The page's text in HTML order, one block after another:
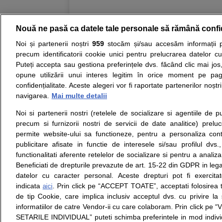
Vîncă, Medic primar chirurgie
Așchie, Medic primar chirurgie
Mihai Hrițcu, Medic
chirurgie generală,Bogdan
Matache, Medic primar chirurgie
toracică
Răzvan Dragoș
Gigi Dumitru Dolcan, Medic
toracică, Mihnea George
specialist chirurgie vasculară,Dr.
Corina
primar diabet zaharat, nutriție și
endocrinologie,Mirela Coman,
Andrada-Gabriela Dinculescu ,
Marian Anghel, Medic primar
Medic specialist gastroenterologie
Medic specialist hematologie,
primar hematologie,Elena
Farcaș, Medic specialist medicină
medicină internă și pneumologie,
Andreea-Cristina Costea, Medic
nefrologie
Ioan Bogdan
Medic specialist neurochirurgie
Resurse: Autoevaluare simptome
Opiniile avizate ale medicilor, sfaturile si orice alte
nici diagnosticul stabilit in urma investigatiilor si
ii punem la dispozitie pentru programare in
Despre noi
Despre noi
Contact
Intrebari frecvente
Consultanti
medicali
Legal
Termeni si conditii
Politica de
confidentialitate
Politica de cookie
Modifica Setarile Cookie
© Copyright © 2005 - 2026
Nouă ne pasă ca datele tale personale să rămână
Noi și partenerii noștri 959stocăm și/sau accesăm informații
precum identificatorii cookie unici pentru prelucrarea datelor
Puteți accepta sau gestiona preferințele dvs. făcând clic mai
opune utilizării unui interes legitim în orice moment pe
confidențialitate. Aceste alegeri vor fi raportate partenerilor
navigarea.
Mai multe detalii
Noi si partenerii nostri (retelele de socializare si agentiile de
precum si furnizorii nostri de servicii de date analitice)
permite website-ului sa functioneze, pentru a personaliza
publicitare afisate in functie de interesele si/sau profilul
functionalitati aferente retelelor de socializare si pentru a
Beneficiati de drepturile prevazute de art. 15-22 din GDPR in
datelor cu caracter personal. Aceste drepturi pot fi
indicata aici. Prin click pe “ACCEPT TOATE”, acceptati folosirea
de tip Cookie, care implica inclusiv acceptul dvs. cu privire la
informatiilor de catre Vendor-ii cu care colaboram. Prin click pe
SETARILE INDIVIDUAL” puteti schimba preferintele in mod